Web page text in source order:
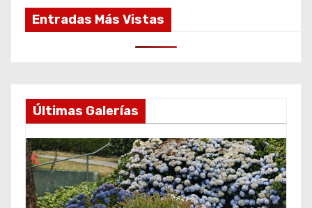
Entradas Más Vistas
Últimas Galerías